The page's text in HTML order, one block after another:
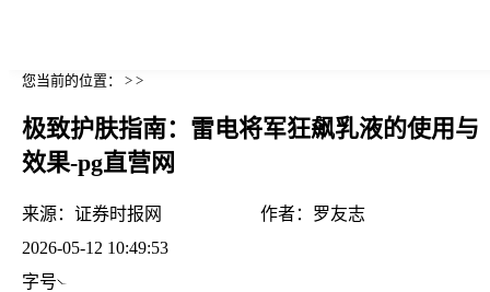
您当前的位置： > >
极致护肤指南：雷电将军狂飙乳液的使用与
效果-pg直营网
来源： 证券时报网 作者： 罗友志
2026-05-12 10:49:53
字号